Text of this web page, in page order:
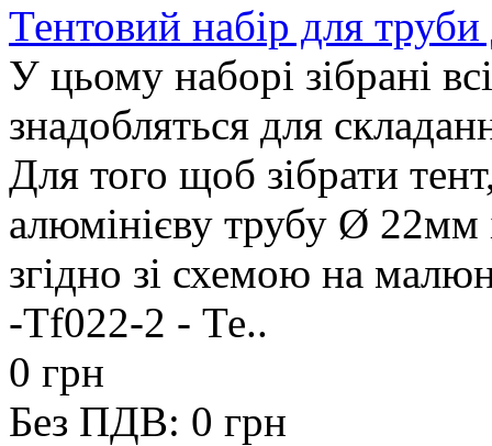
Тентовий набір для
У цьому наборі зібрані
знадобляться для
Для того щоб зібрати
алюмінієву трубу Ø 22мм і
згідно зі схемою на
-Tf022-2 - Те..
0 грн
Без ПДВ: 0 грн